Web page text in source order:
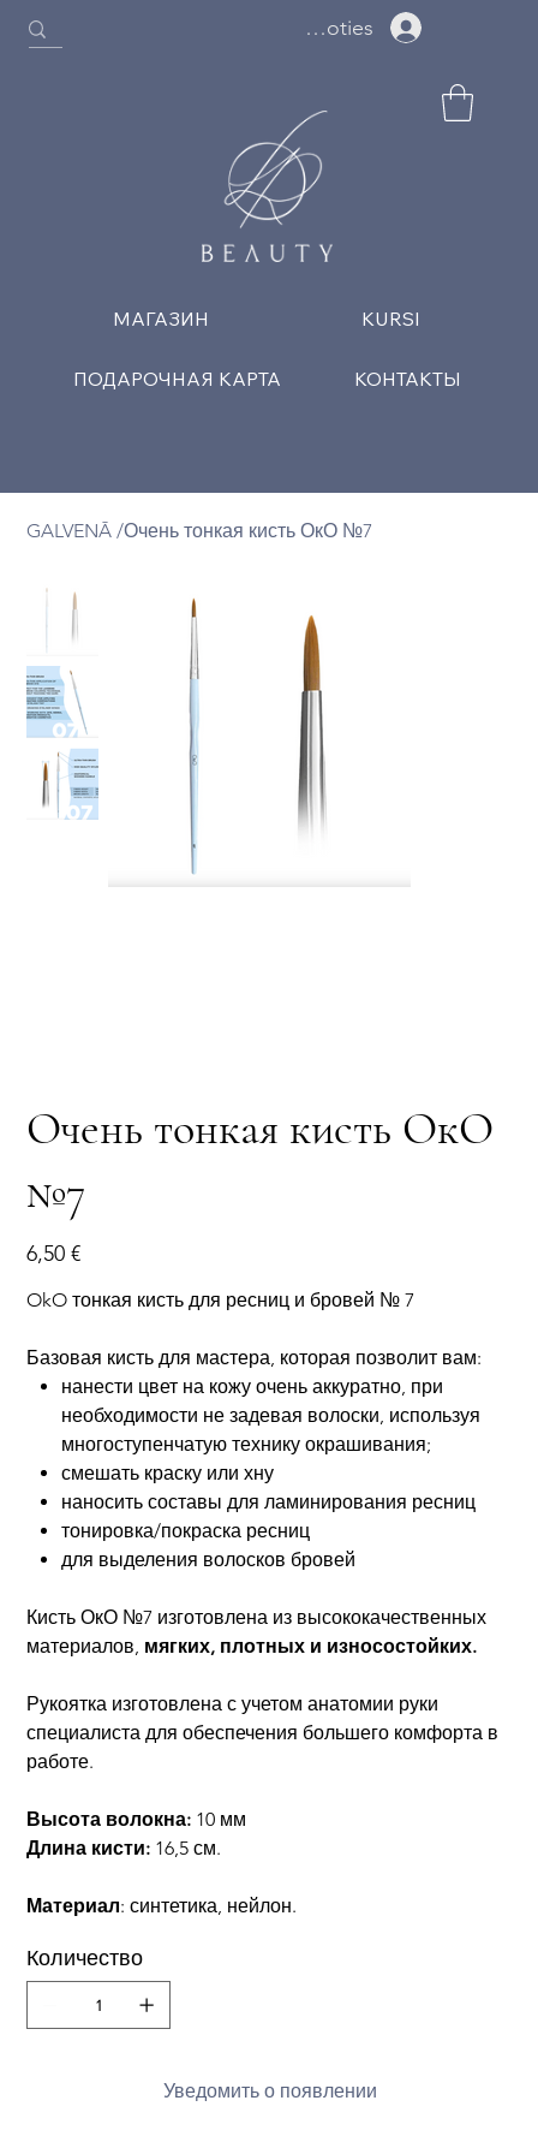
МАГАЗИН KURSI
ПОДАРОЧНАЯ КАРТА КОНТАКТЫ
Ielogoties
GALVENĀ /Очень тонкая кисть ОкО №7
Очень тонкая кисть ОкО
№7
Цена
6,50 €
OkO тонкая кисть для ресниц и бровей № 7
Базовая кисть для мастера, которая позволит вам:
нанести цвет на кожу очень аккуратно, при
необходимости не задевая волоски, используя
многоступенчатую технику окрашивания;
смешать краску или хну
наносить составы для ламинирования ресниц
тонировка/покраска ресниц
для выделения волосков бровей
Кисть ОкО №7 изготовлена ​​из высококачественных
материалов, мягких, плотных и износостойких.
Рукоятка изготовлена ​​с учетом анатомии руки
специалиста для обеспечения большего комфорта в
работе.
Высота волокна: 10 мм
Длина кисти: 16,5 см.
Материал: синтетика, нейлон.
Количество
Уведомить о появлении